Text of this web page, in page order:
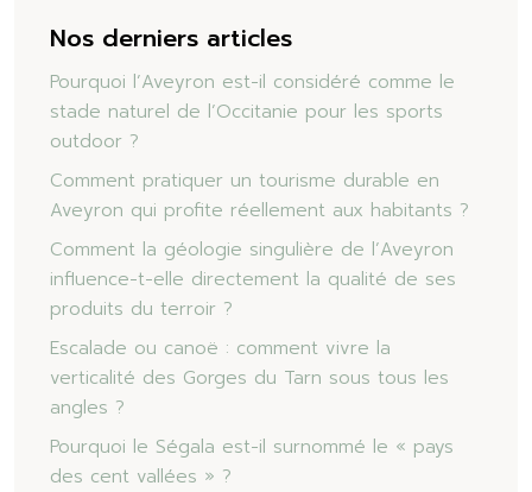
Nos derniers articles
Pourquoi l’Aveyron est-il considéré comme le
stade naturel de l’Occitanie pour les sports
outdoor ?
Comment pratiquer un tourisme durable en
Aveyron qui profite réellement aux habitants ?
Comment la géologie singulière de l’Aveyron
influence-t-elle directement la qualité de ses
produits du terroir ?
Escalade ou canoë : comment vivre la
verticalité des Gorges du Tarn sous tous les
angles ?
Pourquoi le Ségala est-il surnommé le « pays
des cent vallées » ?